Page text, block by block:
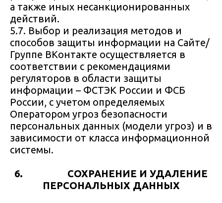
а также иных несанкционированных
действий.
5.7. Выбор и реализация методов и
способов защиты информации на Сайте/
Группе ВКонтакте осуществляется в
соответствии с рекомендациями
регуляторов в области защиты
информации – ФСТЭК России и ФСБ
России, с учетом определяемых
Оператором угроз безопасности
персональных данных (модели угроз) и в
зависимости от класса информационной
системы.
6. СОХРАНЕНИЕ И УДАЛЕНИЕ
ПЕРСОНАЛЬНЫХ ДАННЫХ